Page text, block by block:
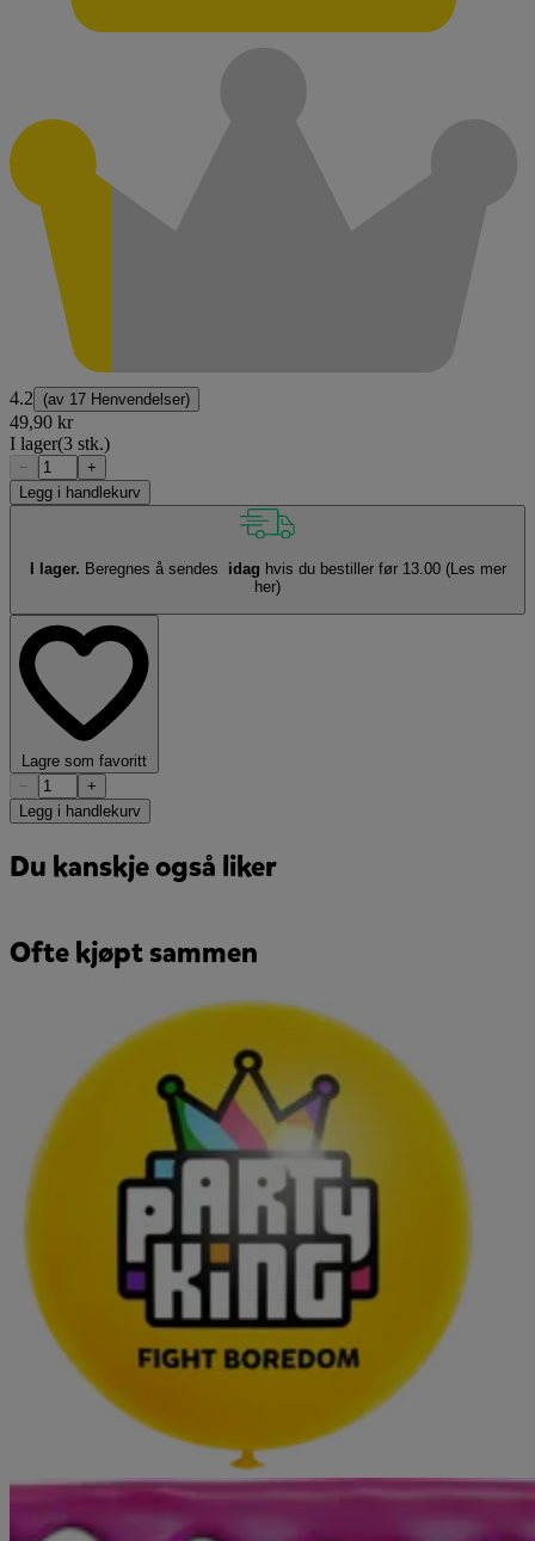
4.2 (av 17 Henvendelser)
49,90 kr
I lager(3 stk.)
−
+
Legg i handlekurv
I lager. Beregnes å sendes idag hvis du bestiller før 13.00 (Les mer
her)
Lagre som favoritt
−
+
Legg i handlekurv
Du kanskje også liker
Ofte kjøpt sammen